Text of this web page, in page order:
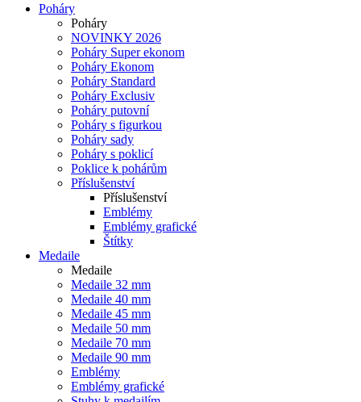
Poháry
Poháry
NOVINKY 2026
Poháry Super ekonom
Poháry Ekonom
Poháry Standard
Poháry Exclusiv
Poháry putovní
Poháry s figurkou
Poháry sady
Poháry s poklicí
Poklice k pohárům
Příslušenství
Příslušenství
Emblémy
Emblémy grafické
Štítky
Medaile
Medaile
Medaile 32 mm
Medaile 40 mm
Medaile 45 mm
Medaile 50 mm
Medaile 70 mm
Medaile 90 mm
Emblémy
Emblémy grafické